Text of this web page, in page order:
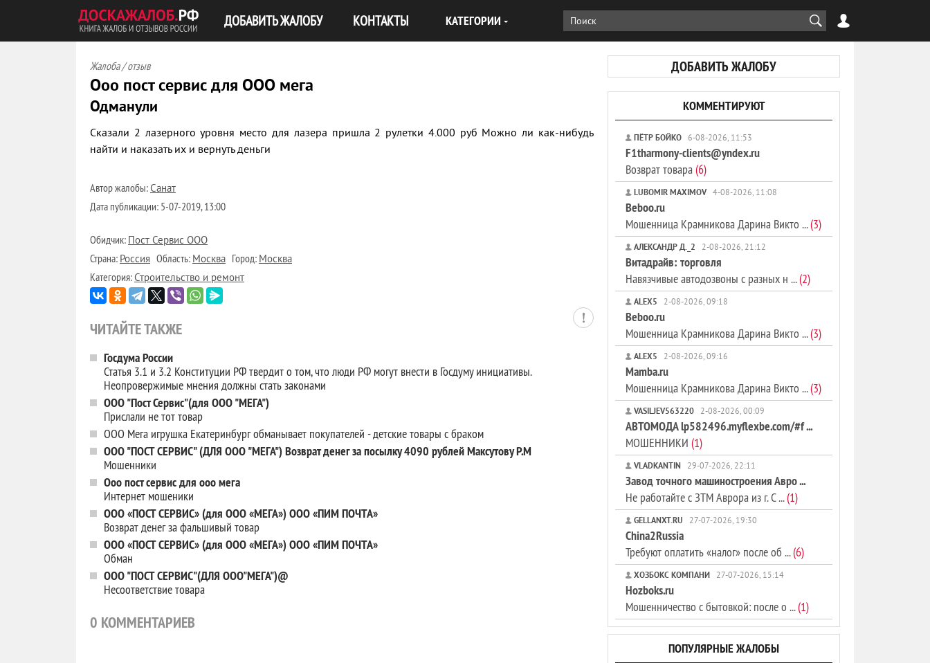
ДОБАВИТЬ ЖАЛОБУ КОНТАКТЫ КАТЕГОРИИ
ДОБАВИТЬ ЖАЛОБУ
Жалоба / отзыв
Ооо пост сервис для ООО мега
Одманули
Сказали 2 лазерного уровня место для лазера пришла 2 рулетки 4.000 руб Можно ли как-нибудь
найти и наказать их и вернуть деньги
Автор жалобы:Санат
Дата публикации: 5-07-2019, 13:00
Обидчик:Пост Сервис ООО
Страна:Россия Область:Москва Город:Москва
Категория:Строительство и ремонт
ЧИТАЙТЕ ТАКЖЕ
Госдума России
Статья 3.1 и 3.2 Конституции РФ твердит о том, что люди РФ могут внести в Госдуму инициативы.
Неопровержимые мнения должны стать законами
ООО "Пост Сервис"(для ООО "МЕГА")
Прислали не тот товар
ООО Мега игрушка Екатеринбург обманывает покупателей - детские товары с браком
ООО "ПОСТ СЕРВИС" (ДЛЯ ООО "МЕГА") Возврат денег за посылку 4090 рублей Максутову Р.М
Мошенники
Ооо пост сервис для ооо мега
Интернет мошеники
ООО «ПОСТ СЕРВИС» (для ООО «МЕГА») ООО «ПИМ ПОЧТА»
Возврат денег за фальшивый товар
ООО «ПОСТ СЕРВИС» (для ООО «МЕГА») ООО «ПИМ ПОЧТА»
Обман
ООО "ПОСТ СЕРВИС"(ДЛЯ ООО"МЕГА")@
Несоответствие товара
0 КОММЕНТАРИЕВ
КОММЕНТИРУЮТ
ПЁТР БОЙКО 6-08-2026, 11:53
F1tharmony-clients@yndex.ru
Возврат товара(6)
LUBOMIR MAXIMOV 4-08-2026, 11:08
Beboo.ru
Мошенница Крамникова Дарина Викто ...(3)
АЛЕКСАНДР Д._2 2-08-2026, 21:12
Витадрайв: торговля
Навязчивые автодозвоны с разных н ...(2)
ALEX5 2-08-2026, 09:18
Beboo.ru
Мошенница Крамникова Дарина Викто ...(3)
ALEX5 2-08-2026, 09:16
Mamba.ru
Мошенница Крамникова Дарина Викто ...(3)
VASILJEV563220 2-08-2026, 00:09
АВТОМОДА lp582496.myflexbe.com/#f ...
МОШЕННИКИ (1)
VLADKANTIN 29-07-2026, 22:11
Завод точного машиностроения Авро ...
Не работайте с ЗТМ Аврора из г. С ...(1)
GELLANXT.RU 27-07-2026, 19:30
China2Russia
Требуют оплатить «налог» после об ...(6)
ХОЗБОКС КОМПАНИ 27-07-2026, 15:14
Hozboks.ru
Мошенничество с бытовкой: после о ...(1)
ПОПУЛЯРНЫЕ ЖАЛОБЫ